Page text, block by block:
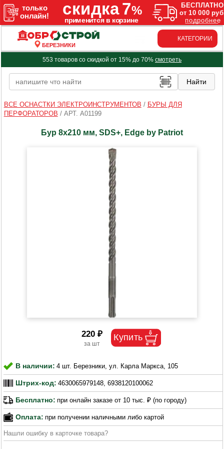
БЕРЕЗНИКИ
КАТЕГОРИИ
553 товаров со скидкой от 15% до 70% смотреть
ВСЕ ОСНАСТКИ ЭЛЕКТРОИНСТРУМЕНТОВ / БУРЫ ДЛЯ
ПЕРФОРАТОРОВ / АРТ. A01199
Бур 8х210 мм, SDS+, Edge by Patriot
220 ₽
В наличии: 4 шт. Березники, ул. Карла Маркса, 105
Штрих-код: 4630065979148, 6938120100062
Бесплатно: при онлайн заказе от 10 тыс. ₽ (по городу)
Оплата: при получении наличными либо картой
Нашли ошибку в карточке товара?